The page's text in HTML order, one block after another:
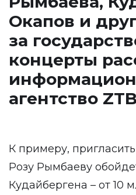
Окапов и
за
концерты
агентство
К примеру,
Розу Рымбаеву
Кудайбергена – от